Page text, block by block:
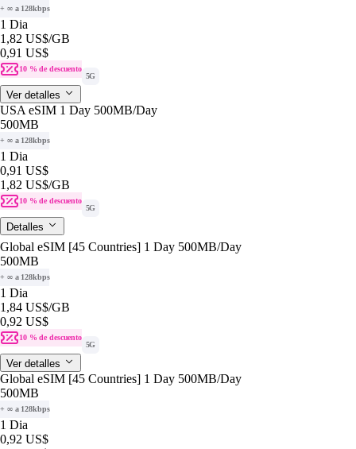
+ ∞ a 128kbps
1 Dia
1,82 US$/GB
0,91 US$
10 % de descuento
5G
Ver detalles
USA eSIM 1 Day 500MB/Day
500MB
+ ∞ a 128kbps
1 Dia
0,91 US$
1,82 US$/GB
10 % de descuento
5G
Detalles
Global eSIM [45 Countries] 1 Day 500MB/Day
500MB
+ ∞ a 128kbps
1 Dia
1,84 US$/GB
0,92 US$
10 % de descuento
5G
Ver detalles
Global eSIM [45 Countries] 1 Day 500MB/Day
500MB
+ ∞ a 128kbps
1 Dia
0,92 US$